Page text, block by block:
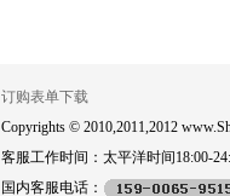
订购表单下载
Copyrights © 2010,2011,2012
客服工作时间：太平洋时间18:00-
国内客服电话：